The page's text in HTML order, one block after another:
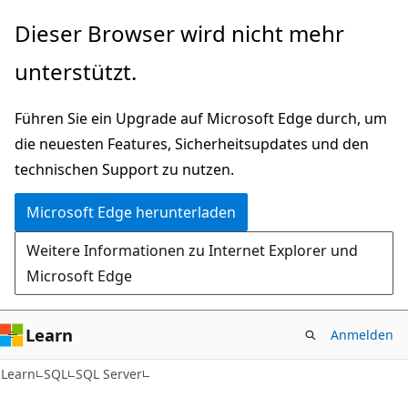
Zu
wechseln
Dieser Browser wird nicht mehr
unterstützt.
Führen Sie ein Upgrade auf Microsoft Edge durch, um
die neuesten Features, Sicherheitsupdates und den
technischen Support zu nutzen.
Microsoft Edge herunterladen
Weitere Informationen zu Internet Explorer und
Microsoft Edge
Learn Anmelden
Learn SQL SQL Server